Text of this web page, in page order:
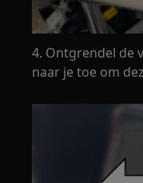
4. Ontgrendel de
naar je toe om